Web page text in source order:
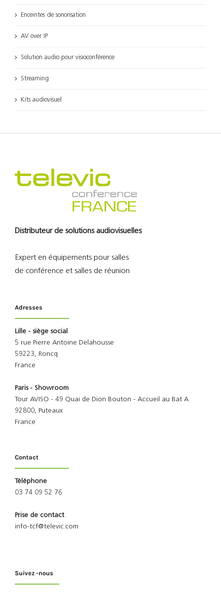
Enceintes de sonorisation
AV over IP
Solution audio pour visioconférence
Streaming
Kits audiovisuel
Distributeur de solutions audiovisuelles
Expert en équipements pour salles
de conférence et salles de réunion
Adresses
Lille - siège social
5 rue Pierre Antoine Delahousse
59223, Roncq
France
Paris - Showroom
Tour AVISO - 49 Quai de Dion Bouton - Accueil au Bat A
92800, Puteaux
France
Contact
Téléphone
03 74 09 52 76
Prise de contact
info-tcf@televic.com
Suivez -nous